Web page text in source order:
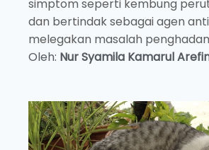
simptom seperti kembung
dan bertindak sebagai agen
melegakan masalah
Oleh: Nur Syamila Kamarul